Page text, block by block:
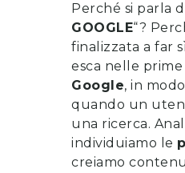
Perché si parla
GOOGLE“?
finalizzata a far
esca nelle
Google, in
quando un
una ricerca.
individuiamo le
creiamo